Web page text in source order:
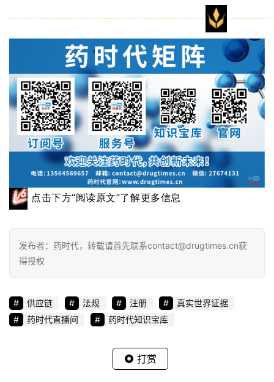
点击下方“阅读原文”了解更多信息
发布者：药时代，转载请首先联系contact@drugtimes.cn获
得授权
供应链 法规 注册
真实世界证据
药时代直播间
药时代知识宝库
打赏